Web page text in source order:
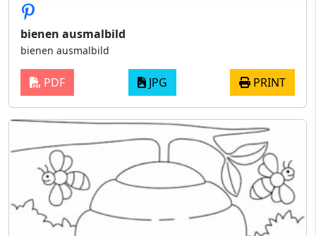
bienen ausmalbild
bienen ausmalbild
PDF JPG PRINT